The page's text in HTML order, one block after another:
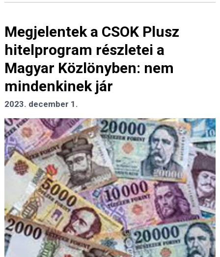
Megjelentek a CSOK Plusz
hitelprogram részletei a
Magyar Közlönyben: nem
mindenkinek jár
2023. december 1.